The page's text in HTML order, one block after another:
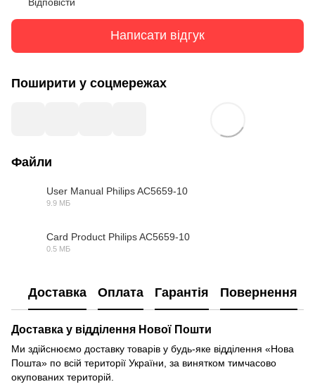
Написати відгук
Поширити у соцмережах
Файли
User Manual Philips AC5659-10
9.9 МБ
Card Product Philips AC5659-10
0.5 МБ
Доставка Оплата Гарантія Повернення
Доставка у відділення Нової Пошти
Ми здійснюємо доставку товарів у будь-яке відділення «Нова
Пошта» по всій території України, за винятком тимчасово
окупованих територій.